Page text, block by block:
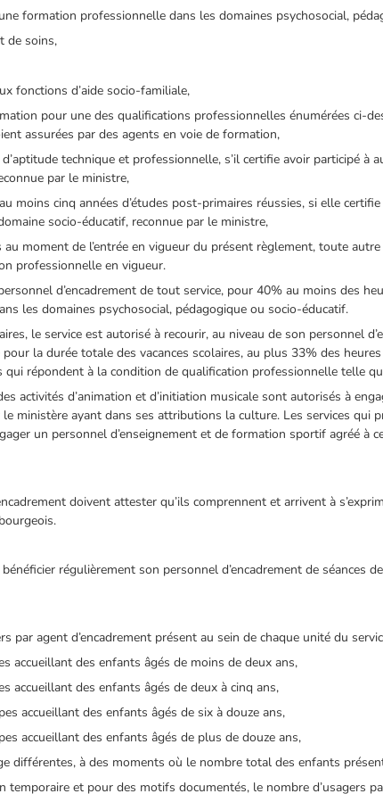
formation professionnelle dans les domaines psychosocial,
de soins,
fonctions d’aide socio-familiale,
pour une des qualifications professionnelles énumérées ci-
assurées par des agents en voie de formation,
technique et professionnelle, s’il certifie avoir participé à
par le ministre,
moins cinq années d’études post-primaires réussies, si elle
socio-éducatif, reconnue par le ministre,
moment de l’entrée en vigueur du présent règlement, toute
professionnelle en vigueur.
d’encadrement de tout service, pour 40% au moins des
les domaines psychosocial, pédagogique ou socio-éducatif.
le service est autorisé à recourir, au niveau de son personnel
la durée totale des vacances scolaires, au plus 33% des
qui répondent à la condition de qualification professionnelle telle
activités d’animation et d’initiation musicale sont autorisés à
ministère ayant dans ses attributions la culture. Les services qui
un personnel d’enseignement et de formation sportif agréé à
doivent attester qu’ils comprennent et arrivent à
régulièrement son personnel d’encadrement de séances
par agent d’encadrement présent au sein de chaque unité du
accueillant des enfants âgés de moins de deux ans,
accueillant des enfants âgés de deux à cinq ans,
accueillant des enfants âgés de six à douze ans,
accueillant des enfants âgés de plus de douze ans,
différentes, à des moments où le nombre total des enfants
temporaire et pour des motifs documentés, le nombre d’usagers